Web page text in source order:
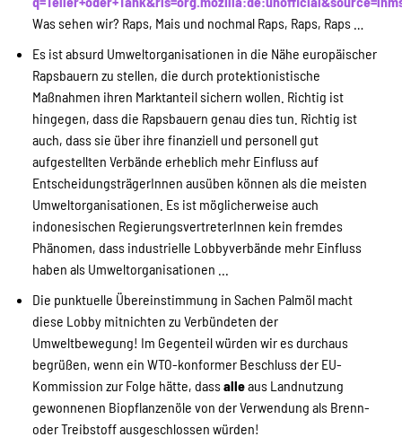
Was sehen wir? Raps, Mais und nochmal Raps, Raps, Raps …
Es ist absurd Umweltorganisationen in die Nähe europäischer
Rapsbauern zu stellen, die durch protektionistische
Maßnahmen ihren Marktanteil sichern wollen. Richtig ist
hingegen, dass die Rapsbauern genau dies tun. Richtig ist
auch, dass sie über ihre finanziell und personell gut
aufgestellten Verbände erheblich mehr Einfluss auf
EntscheidungsträgerInnen ausüben können als die meisten
Umweltorganisationen. Es ist möglicherweise auch
indonesischen RegierungsvertreterInnen kein fremdes
Phänomen, dass industrielle Lobbyverbände mehr Einfluss
haben als Umweltorganisationen ...
Die punktuelle Übereinstimmung in Sachen Palmöl macht
diese Lobby mitnichten zu Verbündeten der
Umweltbewegung! Im Gegenteil würden wir es durchaus
begrüßen, wenn ein WTO-konformer Beschluss der EU-
Kommission zur Folge hätte, dassalleaus Landnutzung
gewonnenen Biopflanzenöle von der Verwendung als Brenn-
oder Treibstoff ausgeschlossen würden!